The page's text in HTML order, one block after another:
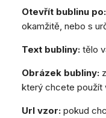
Otevřít bublinu po:
okamžitě, nebo s
Text bubliny: tělo
Obrázek bubliny:
který chcete použít
Url vzor: pokud